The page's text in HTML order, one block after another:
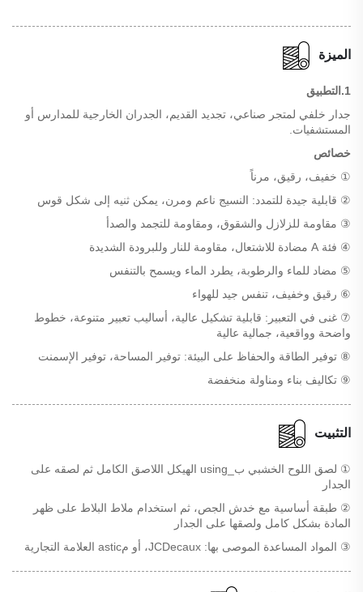
الميزة
1.التطبيق
جدار خلفي لمتجر صناعي، تجديد القديم، الجدران الخارجية للمدارس أو
المستشفيات.
خصائص
① خفيف، رقيق، مرناً
② قابلية جيدة للتمدد: النسيج ناعم ومرن، يمكن ثنيه إلى شكل قوس
③ مقاومة للزلازل والشقوق، ومقاومة للتجمد والصدأ
④ فئة A مضادة للاشتعال، مقاومة للنار وللبرودة الشديدة
⑤ مضاد للماء والرطوبة، يطرد الماء ويسمح بالتنفس
⑥ رقيق وخفيف، تنفس جيد للهواء
⑦ غنى في التعبير: قابلية تشكيل عالية، أساليب تعبير متنوعة، خطوط
واضحة وواقعية، جمالية عالية
⑧ توفير الطاقة والحفاظ على البيئة: توفير المساحة، توفير الإسمنت
⑨ تكاليف بناء ومناولة منخفضة
التثبيت
① لصق اللوح الخشبي ب_using الهيكل اللاصق الكامل ثم لصقه على
الجدار
② طبقة أساسية مع خدش الجص، ثم استخدام ملاط البلاط على ظهر
المادة بشكل كامل ولصقها على الجدار
③ المواد المساعدة الموصى بها: JCDecaux، أو مastic العلامة التجارية